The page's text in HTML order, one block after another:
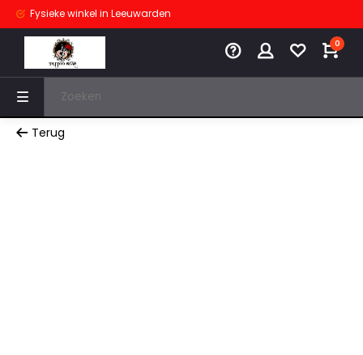
Fysieke winkel in Leeuwarden
0
Terug